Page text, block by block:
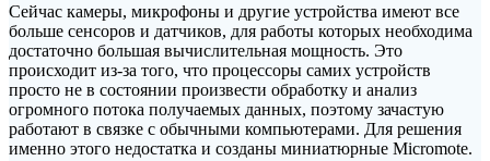
Сейчас камеры, микрофоны и другие устройства имеют все
больше сенсоров и датчиков, для работы которых необходима
достаточно большая вычислительная мощность. Это
происходит из-за того, что процессоры самих устройств
просто не в состоянии произвести обработку и анализ
огромного потока получаемых данных, поэтому зачастую
работают в связке с обычными компьютерами. Для решения
именно этого недостатка и созданы миниатюрные Micromote.